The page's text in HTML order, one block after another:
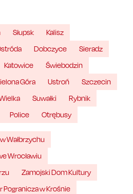
Słupsk
Kalisz
Dobczyce
Sieradz
Katowice
Świebodzin
Góra Ustroń
Szczecin
Suwałki
Rybnik
Police Otrębusy
Wałbrzychu
Wrocławiu
Zamojski Dom Kultury
Pogranicza w Krośnie